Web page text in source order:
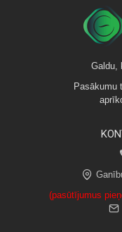
Galdu,
Pasākumu
(pasūtījumus